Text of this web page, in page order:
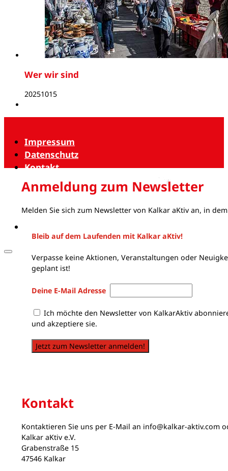
Wer wir sind
20251015
Impressum
Datenschutz
Kontakt
Anmeldung zum Newsletter
Melden Sie sich zum Newsletter von Kalkar aKtiv an, in
Bleib auf dem Laufenden mit Kalkar aKtiv!
Verpasse keine Aktionen, Veranstaltungen oder
geplant ist!
Deine E-Mail Adresse
Ich möchte den Newsletter von KalkarAktiv
und akzeptiere sie.
Jetzt zum Newsletter anmelden!
Kontakt
Kontaktieren Sie uns per E-Mail an info@kalkar-aktiv.com
Kalkar aKtiv e.V.
Grabenstraße 15
47546 Kalkar